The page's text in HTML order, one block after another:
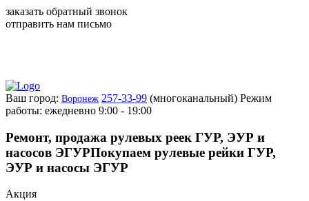
заказать обратный звонок
отправить нам письмо
Ваш город: Воронеж 257-33-99 (многоканальный) Режим
работы: ежедневно 9:00 - 19:00
Ремонт, продажа рулевых реек ГУР, ЭУР и
насосов ЭГУРПокупаем рулевые рейки ГУР,
ЭУР и насосы ЭГУР
Акция